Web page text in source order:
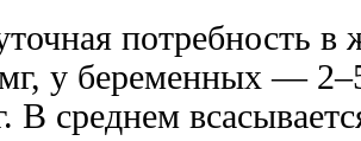
потребность в
у беременных —
В среднем